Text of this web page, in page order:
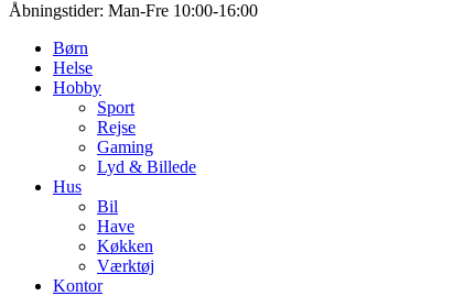
Åbningstider: Man-Fre 10:00-16:00
Børn
Helse
Hobby
Sport
Rejse
Gaming
Lyd & Billede
Hus
Bil
Have
Køkken
Værktøj
Kontor